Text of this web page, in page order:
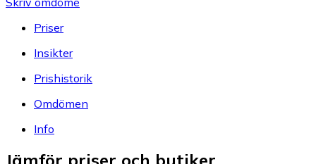
Priser
Insikter
Prishistorik
Omdömen
Info